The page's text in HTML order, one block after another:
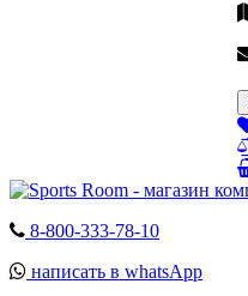
8-800-333-78-10
написать в whatsApp